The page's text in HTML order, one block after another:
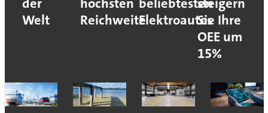
Welt
ReichweiteElektroautosSie Ihre
OEE um
15%